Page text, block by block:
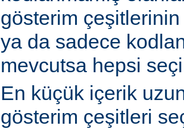
gösterim
ya da sadece
mevcutsa hepsi
En küçük içerik
gösterim çeşitleri